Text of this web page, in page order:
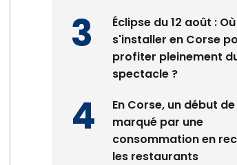
Éclipse du 12 août : Où
s'installer en Corse
profiter pleinement
spectacle ?
En Corse, un début
marqué par une
consommation en
les restaurants